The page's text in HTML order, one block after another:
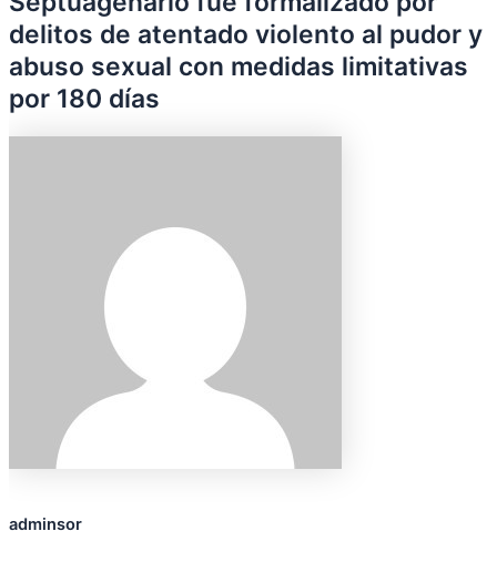
delitos de atentado violento al pudor y
abuso sexual con medidas limitativas
por 180 días
adminsor